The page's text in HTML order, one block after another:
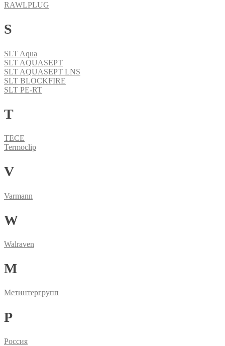
RAWLPLUG
S
SLT Aqua
SLT AQUASEPT
SLT AQUASEPT LNS
SLT BLOCKFIRE
SLT PE-RT
T
TECE
Termoclip
V
Varmann
W
Walraven
М
Метинтергрупп
Р
Россия